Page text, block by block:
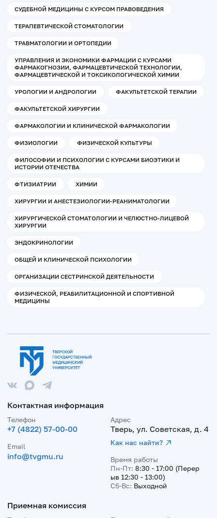
СУДЕБНОЙ МЕДИЦИНЫ С КУРСОМ ПРАВОВЕДЕНИЯ
ТЕРАПЕВТИЧЕСКОЙ СТОМАТОЛОГИИ
ТРАВМАТОЛОГИИ И ОРТОПЕДИИ
УПРАВЛЕНИЯ И ЭКОНОМИКИ ФАРМАЦИИ С КУРСАМИ
ФАРМАКОГНОЗИИ, ФАРМАЦЕВТИЧЕСКОЙ ТЕХНОЛОГИИ,
ФАРМАЦЕВТИЧЕСКОЙ И ТОКСИКОЛОГИЧЕСКОЙ ХИМИИ
УРОЛОГИИ И АНДРОЛОГИИ ФАКУЛЬТЕТСКОЙ ТЕРАПИИ
ФАКУЛЬТЕТСКОЙ ХИРУРГИИ
ФАРМАКОЛОГИИ И КЛИНИЧЕСКОЙ ФАРМАКОЛОГИИ
ФИЗИОЛОГИИ ФИЗИЧЕСКОЙ КУЛЬТУРЫ
ФИЛОСОФИИ И ПСИХОЛОГИИ С КУРСАМИ БИОЭТИКИ И
ИСТОРИИ ОТЕЧЕСТВА
ФТИЗИАТРИИ ХИМИИ
ХИРУРГИИ И АНЕСТЕЗИОЛОГИИ-РЕАНИМАТОЛОГИИ
ХИРУРГИЧЕСКОЙ СТОМАТОЛОГИИ И ЧЕЛЮСТНО-ЛИЦЕВОЙ
ХИРУРГИИ
ЭНДОКРИНОЛОГИИ
ОБЩЕЙ И КЛИНИЧЕСКОЙ ПСИХОЛОГИИ
ОРГАНИЗАЦИИ СЕСТРИНСКОЙ ДЕЯТЕЛЬНОСТИ
ФИЗИЧЕСКОЙ, РЕАБИЛИТАЦИОННОЙ И СПОРТИВНОЙ
МЕДИЦИНЫ
Контактная информация
Телефон
+7 (4822) 57-00-00
Email
info@tvgmu.ru
Адрес
Тверь, ул. Советская, д. 4
Как нас найти?
Время работы
Пн-Пт: 8:30 - 17:00 (Перер
ыв 12:30 - 13:00)
Сб-Вс: Выходной
Приемная комиссия